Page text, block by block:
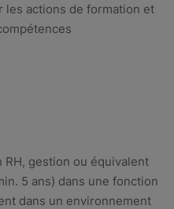
actions de formation et
gestion ou équivalent
5 ans) dans une fonction
dans un environnement